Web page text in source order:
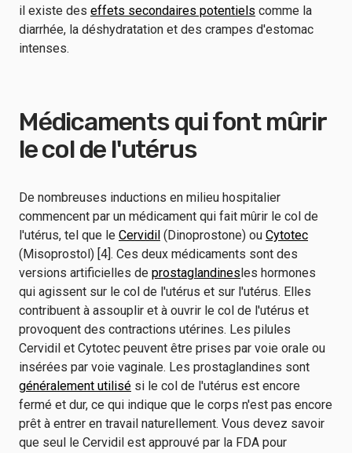
il existe des effets secondaires potentiels comme la
diarrhée, la déshydratation et des crampes d'estomac
intenses.
Médicaments qui font mûrir
le col de l'utérus
De nombreuses inductions en milieu hospitalier
commencent par un médicament qui fait mûrir le col de
l'utérus, tel que le Cervidil (Dinoprostone) ou Cytotec
(Misoprostol) [4]. Ces deux médicaments sont des
versions artificielles de prostaglandinesles hormones
qui agissent sur le col de l'utérus et sur l'utérus. Elles
contribuent à assouplir et à ouvrir le col de l'utérus et
provoquent des contractions utérines. Les pilules
Cervidil et Cytotec peuvent être prises par voie orale ou
insérées par voie vaginale. Les prostaglandines sont
généralement utilisé si le col de l'utérus est encore
fermé et dur, ce qui indique que le corps n'est pas encore
prêt à entrer en travail naturellement. Vous devez savoir
que seul le Cervidil est approuvé par la FDA pour